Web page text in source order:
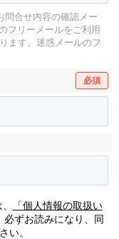
問合せ内容の確認メー
フリーメールをご利用
ます。 迷惑メールのフ
必須
「個人情報の取扱い
ずお読みになり、同
い。